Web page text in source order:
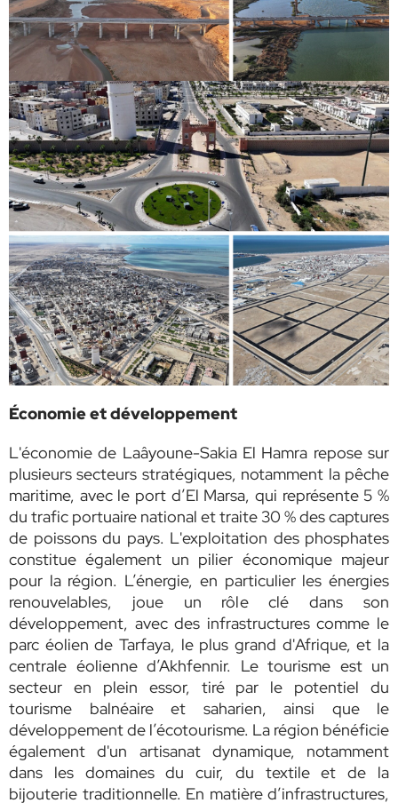
Économie et développement
L'économie de Laâyoune-Sakia El Hamra repose sur
plusieurs secteurs stratégiques, notamment la pêche
maritime, avec le port d’El Marsa, qui représente 5 %
du trafic portuaire national et traite 30 % des captures
de poissons du pays. L'exploitation des phosphates
constitue également un pilier économique majeur
pour la région. L’énergie, en particulier les énergies
renouvelables, joue un rôle clé dans son
développement, avec des infrastructures comme le
parc éolien de Tarfaya, le plus grand d'Afrique, et la
centrale éolienne d’Akhfennir. Le tourisme est un
secteur en plein essor, tiré par le potentiel du
tourisme balnéaire et saharien, ainsi que le
développement de l’écotourisme. La région bénéficie
également d'un artisanat dynamique, notamment
dans les domaines du cuir, du textile et de la
bijouterie traditionnelle. En matière d’infrastructures,